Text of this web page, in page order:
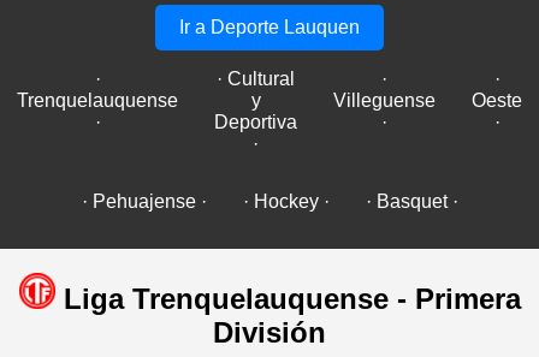
Ir a Deporte Lauquen
·
Trenquelauquense
·
· Cultural
y
Deportiva
·
·
Villeguense
·
·
Oeste
·
· Pehuajense · · Hockey · · Basquet ·
Liga Trenquelauquense - Primera
División